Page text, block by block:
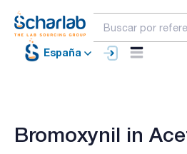
España
Bromoxynil in